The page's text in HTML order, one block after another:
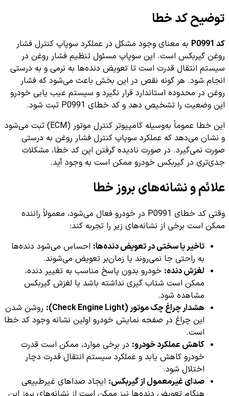
توضیح کد خطا
کد P0991
به معنای وجود مشکل در عملکرد سوپاپ کنترل فشار
روغن گیربکس است. این سوپاپ مسئول تنظیم فشار روغن در
سیستم انتقال قدرت است تا تعویض دنده‌ها به نرمی و به درستی
انجام شود. هر گونه نقص در این بخش باعث می‌شود که فشار
روغن در محدوده استاندارد قرار نگیرد و سیستم عیب یابی خودرو
این وضعیت را تشخیص دهد و کد خطای P0991 ثبت شود.
این خطا عموماً به‌وسیله کامپیوتر کنترل موتور (ECM) ثبت می‌شود
و نشان می‌دهد که عملکرد سوپاپ کنترل فشار روغن به درستی
صورت نمی‌گیرد. در صورت نادیده گرفتن این کد خطا، مشکلات
جدی‌تری در گیربکس خودرو ممکن است به وجود آید.
علائم و نشانه‌های بروز خطا
وقتی کد خطای P0991 در خودرو فعال می‌شود، معمولاً راننده
ممکن است برخی از نشانه‌های زیر را تجربه کند:
تاخیر یا سختی در تعویض دنده‌ها: احساس می‌شود دنده‌ها
به راحتی جا نمی‌روند یا زمان‌بر تعویض می‌شوند.
لغزش دنده: خودرو بدون پاسخ مناسب به تغییر دنده،
ممکن است شتاب گیری نداشته باشد یا لغزش گیربکس
مشاهده شود.
هشدار چراغ چک موتور (Check Engine Light):
روشن شدن
این چراغ در صفحه نمایش خودرو اولین نشانه وجود کد خطا
است.
کاهش عملکرد خودرو: در برخی موارد، ممکن است قدرت
خودرو کاهش یابد و عملکرد سیستم انتقال قدرت دچار
اختلال شود.
صدای غیرمعمول از گیربکس: ایجاد صداهای غیرطبیعی